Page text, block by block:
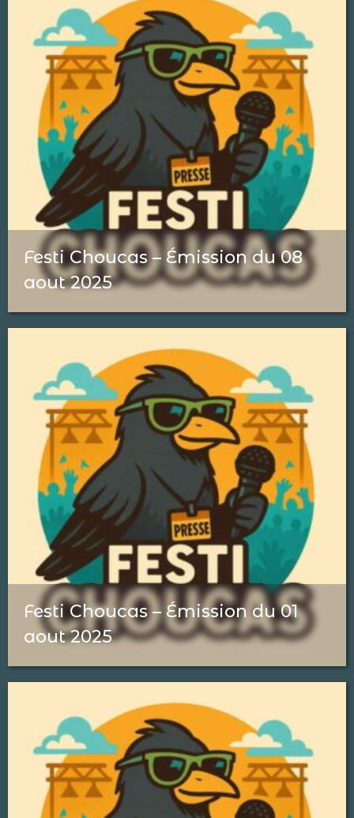
Festi Choucas – Émission du 08
aout 2025
Festi Choucas – Émission du 01
aout 2025